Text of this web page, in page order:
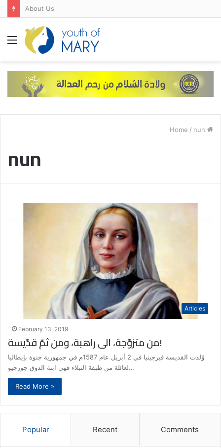
About Us
Menu
/ nun
nun
Articles
February 13, 2019
من متزوّجة، الى راهبة، ومن ثمّ قدّيسة!
وُلدت القديسة فيرجينيا في 2 أبريل عام 1587م في جمهورية جنوة بإيطاليا
لعائلة من طبقة النبلاء فهي ابنة الدوق جورجيو…
Read More »
Popular Recent Comments